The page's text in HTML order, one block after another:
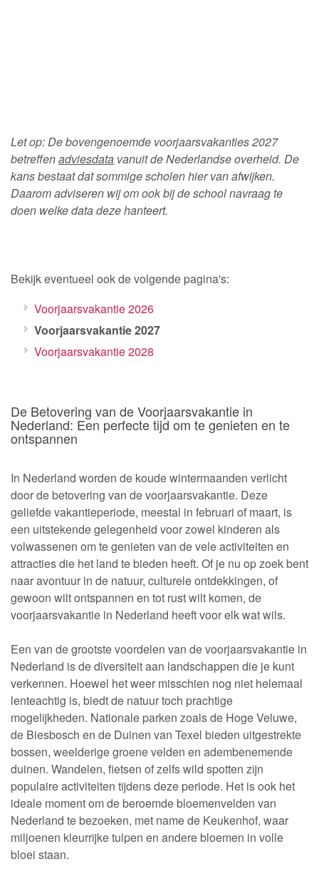
Let op: De bovengenoemde voorjaarsvakanties 2027
betreffenadviesdata vanuit de Nederlandse overheid. De
kans bestaat dat sommige scholen hier van afwijken.
Daarom adviseren wij om ook bij de school navraag te
doen welke data deze hanteert.
Bekijk eventueel ook de volgende pagina's:
Voorjaarsvakantie 2026
Voorjaarsvakantie 2027
Voorjaarsvakantie 2028
De Betovering van de Voorjaarsvakantie in
Nederland: Een perfecte tijd om te genieten en te
ontspannen
In Nederland worden de koude wintermaanden verlicht
door de betovering van de voorjaarsvakantie. Deze
geliefde vakantieperiode, meestal in februari of maart, is
een uitstekende gelegenheid voor zowel kinderen als
volwassenen om te genieten van de vele activiteiten en
attracties die het land te bieden heeft. Of je nu op zoek bent
naar avontuur in de natuur, culturele ontdekkingen, of
gewoon wilt ontspannen en tot rust wilt komen, de
voorjaarsvakantie in Nederland heeft voor elk wat wils.
Een van de grootste voordelen van de voorjaarsvakantie in
Nederland is de diversiteit aan landschappen die je kunt
verkennen. Hoewel het weer misschien nog niet helemaal
lenteachtig is, biedt de natuur toch prachtige
mogelijkheden. Nationale parken zoals de Hoge Veluwe,
de Biesbosch en de Duinen van Texel bieden uitgestrekte
bossen, weelderige groene velden en adembenemende
duinen. Wandelen, fietsen of zelfs wild spotten zijn
populaire activiteiten tijdens deze periode. Het is ook het
ideale moment om de beroemde bloemenvelden van
Nederland te bezoeken, met name de Keukenhof, waar
miljoenen kleurrijke tulpen en andere bloemen in volle
bloei staan.